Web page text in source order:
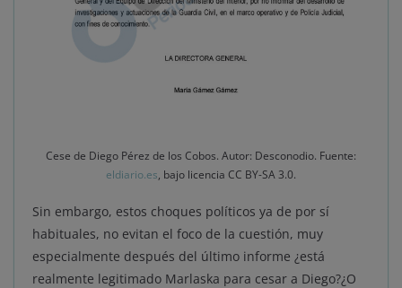
Cese de Diego Pérez de los Cobos. Autor: Desconodio. Fuente:
eldiario.es, bajo licencia CC BY-SA 3.0.
Sin embargo, estos choques políticos ya de por sí
habituales, no evitan el foco de la cuestión, muy
especialmente después del último informe ¿está
realmente legitimado Marlaska para cesar a Diego?¿O